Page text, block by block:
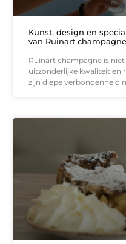
Kunst, design en
van Ruinart champagne
Ruinart champagne is
uitzonderlijke kwaliteit en
zijn diepe verbondenheid